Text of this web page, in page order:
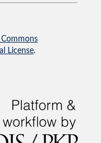
License.